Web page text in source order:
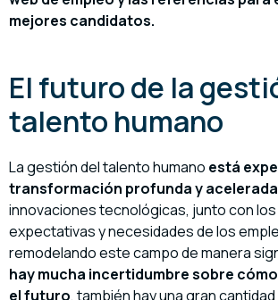
mejores candidatos.
El futuro de la
talento humano
La gestión del talento humano está
transformación profunda y acelerada
innovaciones tecnológicas, junto con
expectativas y necesidades de los
remodelando este campo de manera
hay mucha incertidumbre sobre
el futuro, también hay una gran